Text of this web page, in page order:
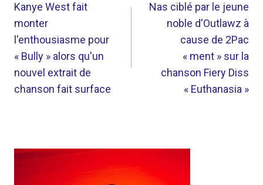
DE
L’ARTICLE
Kanye West fait
monter
l'enthousiasme pour
« Bully » alors qu'un
nouvel extrait de
chanson fait surface
Nas ciblé par le jeune
noble d'Outlawz à
cause de 2Pac
« ment » sur la
chanson Fiery Diss
« Euthanasia »